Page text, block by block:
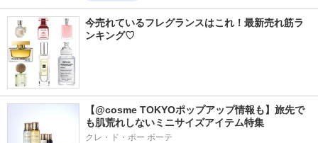
今売れているフレグランスはこれ！最新売れ筋ラ
ンキング♡
【@cosme TOKYOポップアップ情報も】旅先で
も肌荒れしないミニサイズアイテム特集
クレ・ド・ポー ボーテ